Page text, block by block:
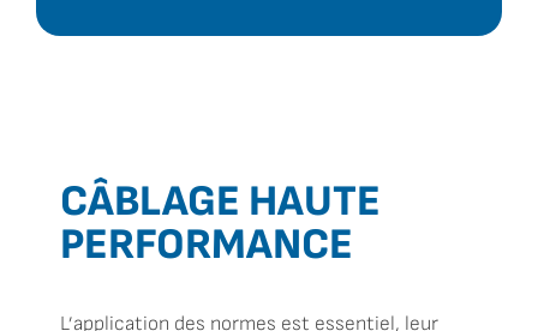
CÂBLAGE HAUTE
PERFORMANCE
L’application des normes est essentiel, leur